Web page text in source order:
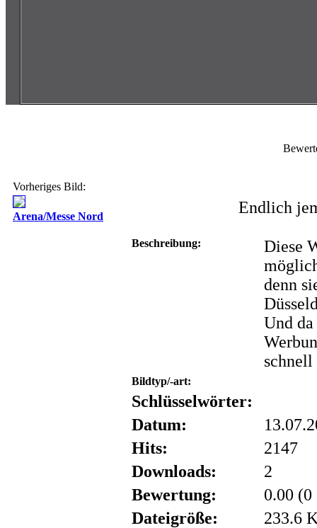
Vorheriges Bild:
Arena/Messe Nord Endlich
Beschreibung:
Diese
denn
Und da
schnell
Bildtyp/-art:
Schlüsselwörter:
Datum:
Hits:
2147
Downloads:
2
Bewertung:
0.00
Dateigröße:
233.6